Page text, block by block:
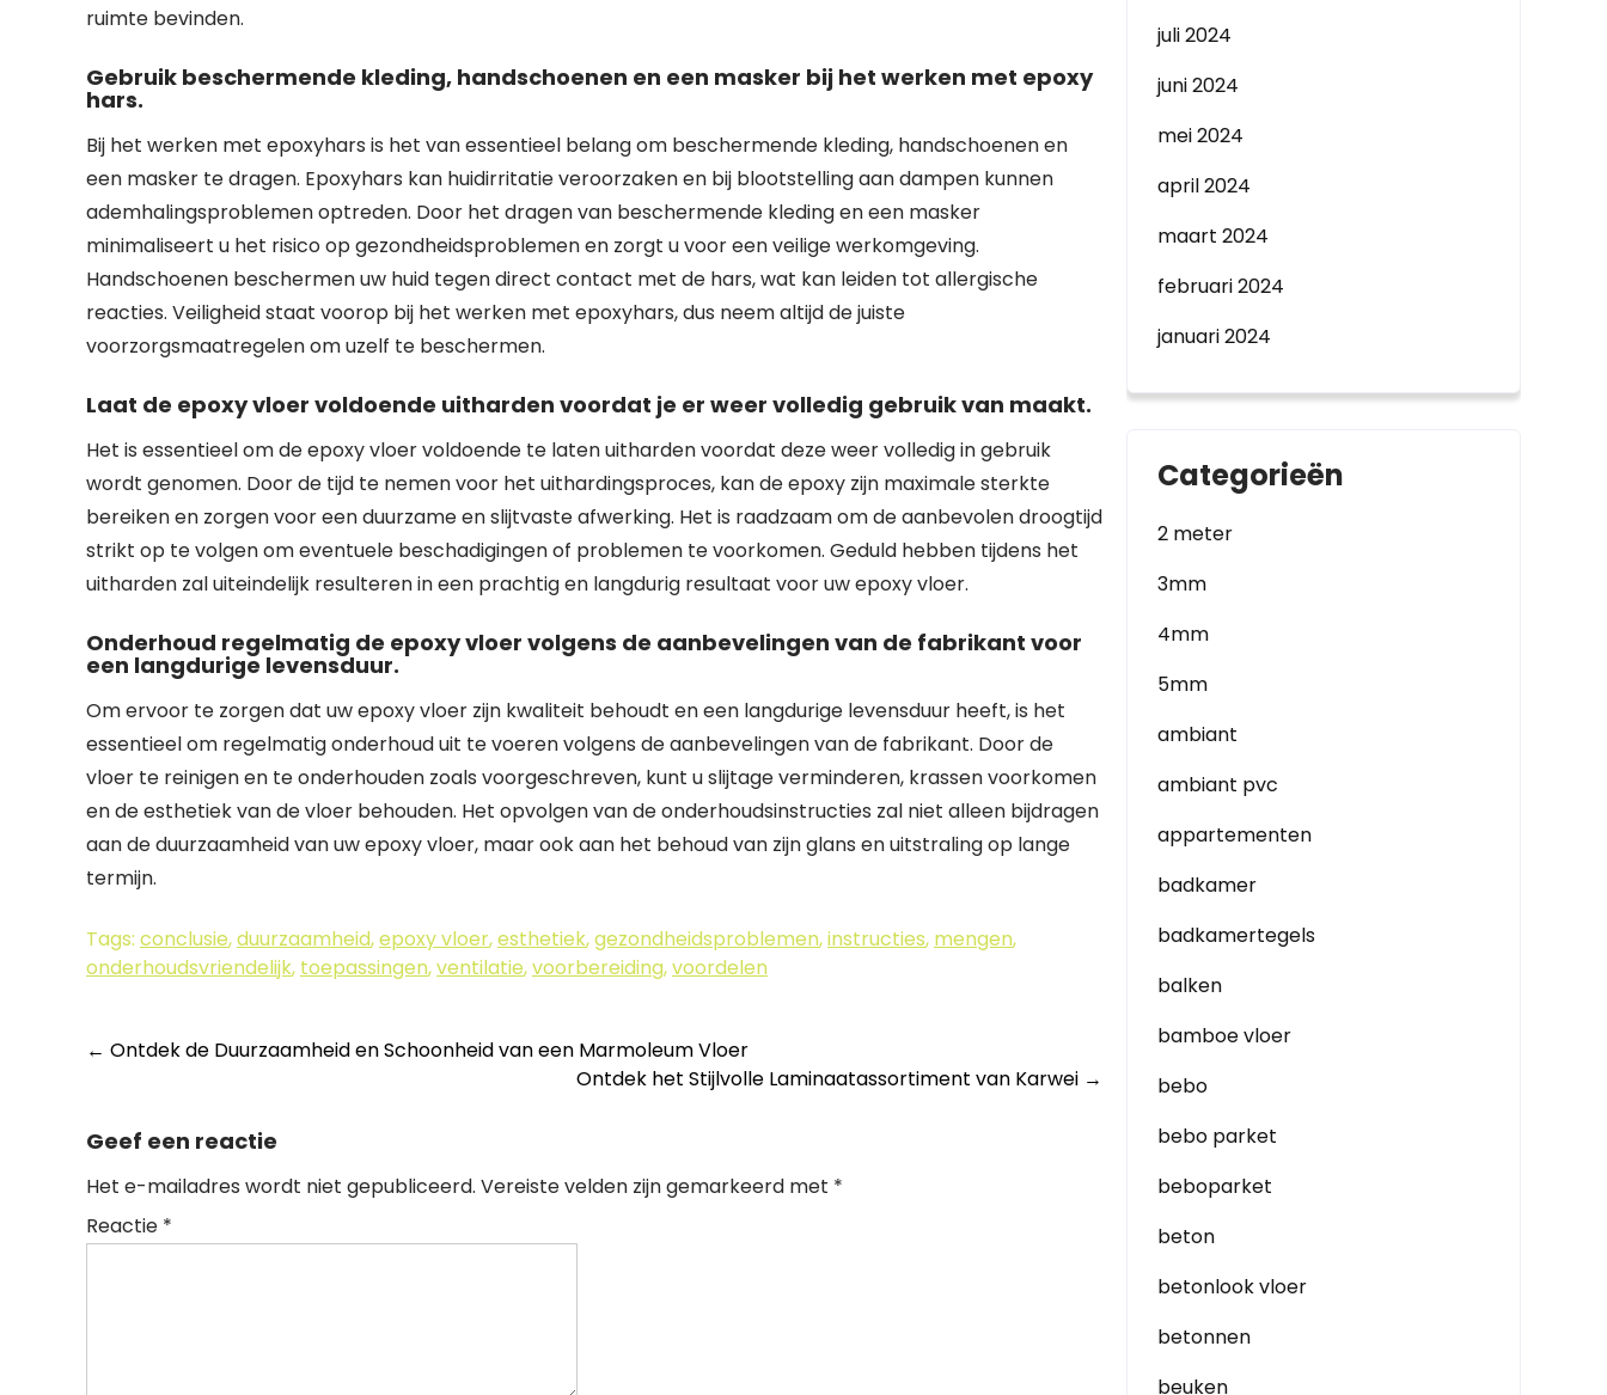
ruimte bevinden.
Gebruik beschermende kleding, handschoenen en een masker bij het werken met epoxy
hars.
Bij het werken met epoxyhars is het van essentieel belang om beschermende kleding, handschoenen en
een masker te dragen. Epoxyhars kan huidirritatie veroorzaken en bij blootstelling aan dampen kunnen
ademhalingsproblemen optreden. Door het dragen van beschermende kleding en een masker
minimaliseert u het risico op gezondheidsproblemen en zorgt u voor een veilige werkomgeving.
Handschoenen beschermen uw huid tegen direct contact met de hars, wat kan leiden tot allergische
reacties. Veiligheid staat voorop bij het werken met epoxyhars, dus neem altijd de juiste
voorzorgsmaatregelen om uzelf te beschermen.
Laat de epoxy vloer voldoende uitharden voordat je er weer volledig gebruik van maakt.
Het is essentieel om de epoxy vloer voldoende te laten uitharden voordat deze weer volledig in gebruik
wordt genomen. Door de tijd te nemen voor het uithardingsproces, kan de epoxy zijn maximale sterkte
bereiken en zorgen voor een duurzame en slijtvaste afwerking. Het is raadzaam om de aanbevolen droogtijd
strikt op te volgen om eventuele beschadigingen of problemen te voorkomen. Geduld hebben tijdens het
uitharden zal uiteindelijk resulteren in een prachtig en langdurig resultaat voor uw epoxy vloer.
Onderhoud regelmatig de epoxy vloer volgens de aanbevelingen van de fabrikant voor
een langdurige levensduur.
Om ervoor te zorgen dat uw epoxy vloer zijn kwaliteit behoudt en een langdurige levensduur heeft, is het
essentieel om regelmatig onderhoud uit te voeren volgens de aanbevelingen van de fabrikant. Door de
vloer te reinigen en te onderhouden zoals voorgeschreven, kunt u slijtage verminderen, krassen voorkomen
en de esthetiek van de vloer behouden. Het opvolgen van de onderhoudsinstructies zal niet alleen bijdragen
aan de duurzaamheid van uw epoxy vloer, maar ook aan het behoud van zijn glans en uitstraling op lange
termijn.
Tags: conclusie,duurzaamheid,epoxy vloer,esthetiek,gezondheidsproblemen,instructies, mengen,
onderhoudsvriendelijk, toepassingen,ventilatie,voorbereiding,voordelen
Berichtnavigatie
← Ontdek de Duurzaamheid en Schoonheid van een Marmoleum Vloer
Ontdek het Stijlvolle Laminaatassortiment van Karwei →
Geef een reactie
Het e-mailadres wordt niet gepubliceerd. Vereiste velden zijn gemarkeerd met *
Reactie *
juli 2024
juni 2024
mei 2024
april 2024
maart 2024
februari 2024
januari 2024
Categorieën
2 meter
3mm
4mm
5mm
ambiant
ambiant pvc
appartementen
badkamer
badkamertegels
balken
bamboe vloer
bebo
bebo parket
beboparket
beton
betonlook vloer
betonnen
beuken